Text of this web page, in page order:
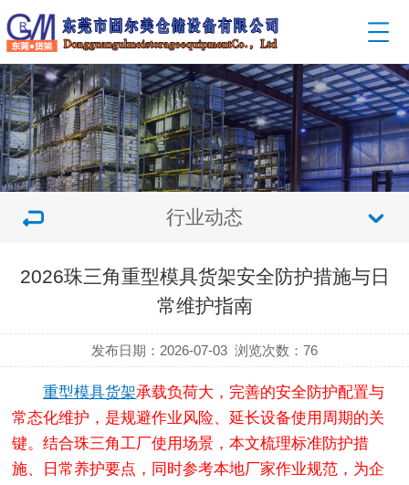
行业动态
2026珠三角重型模具货架安全防护措施与日
常维护指南
发布日期：2026-07-03 浏览次数：76
重型模具货架承载负荷大，完善的安全防护配置与
常态化维护，是规避作业风险、延长设备使用周期的关
键。结合珠三角工厂使用场景，本文梳理标准防护措
施、日常养护要点，同时参考本地厂家作业规范，为企